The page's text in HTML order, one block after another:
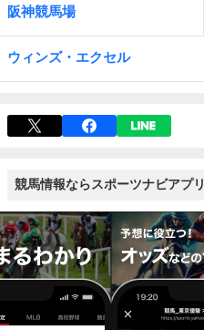
阪神競馬場
ウィンズ・エクセル
競馬情報ならスポーツナビアプリ